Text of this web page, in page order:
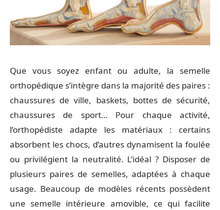
Que vous soyez enfant ou adulte, la semelle
orthopédique s’intègre dans la majorité des paires :
chaussures de ville, baskets, bottes de sécurité,
chaussures de sport… Pour chaque activité,
l’orthopédiste adapte les matériaux : certains
absorbent les chocs, d’autres dynamisent la foulée
ou privilégient la neutralité. L’idéal ? Disposer de
plusieurs paires de semelles, adaptées à chaque
usage. Beaucoup de modèles récents possèdent
une semelle intérieure amovible, ce qui facilite